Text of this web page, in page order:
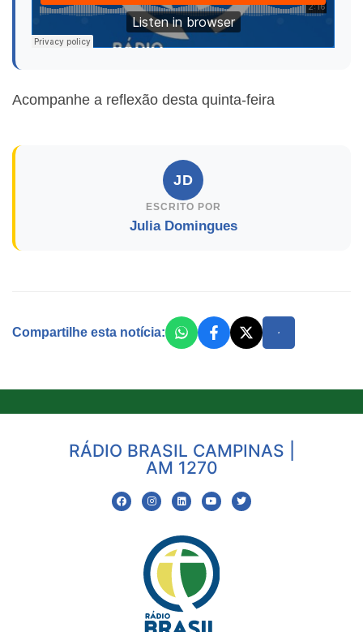
Acompanhe a reflexão desta quinta-feira
JD
ESCRITO POR
Julia Domingues
Compartilhe esta notícia:
RÁDIO BRASIL CAMPINAS |
AM 1270